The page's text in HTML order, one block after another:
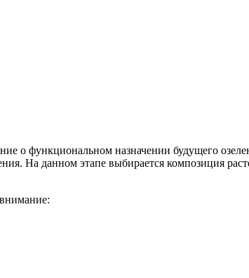
о функциональном назначении будущего
На данном этапе выбирается композиция